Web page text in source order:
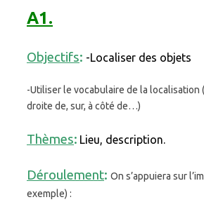
A1.
Objectifs: -Localiser des objets
-Utiliser le vocabulaire de la localisation
droite de, sur, à côté de…)
Thèmes: Lieu, description.
Déroulement: On s’appuiera sur
exemple) :